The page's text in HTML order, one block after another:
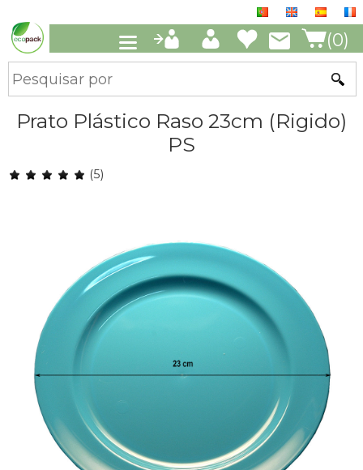
(0)
Prato Plástico Raso 23cm (Rigido)
PS
(5)